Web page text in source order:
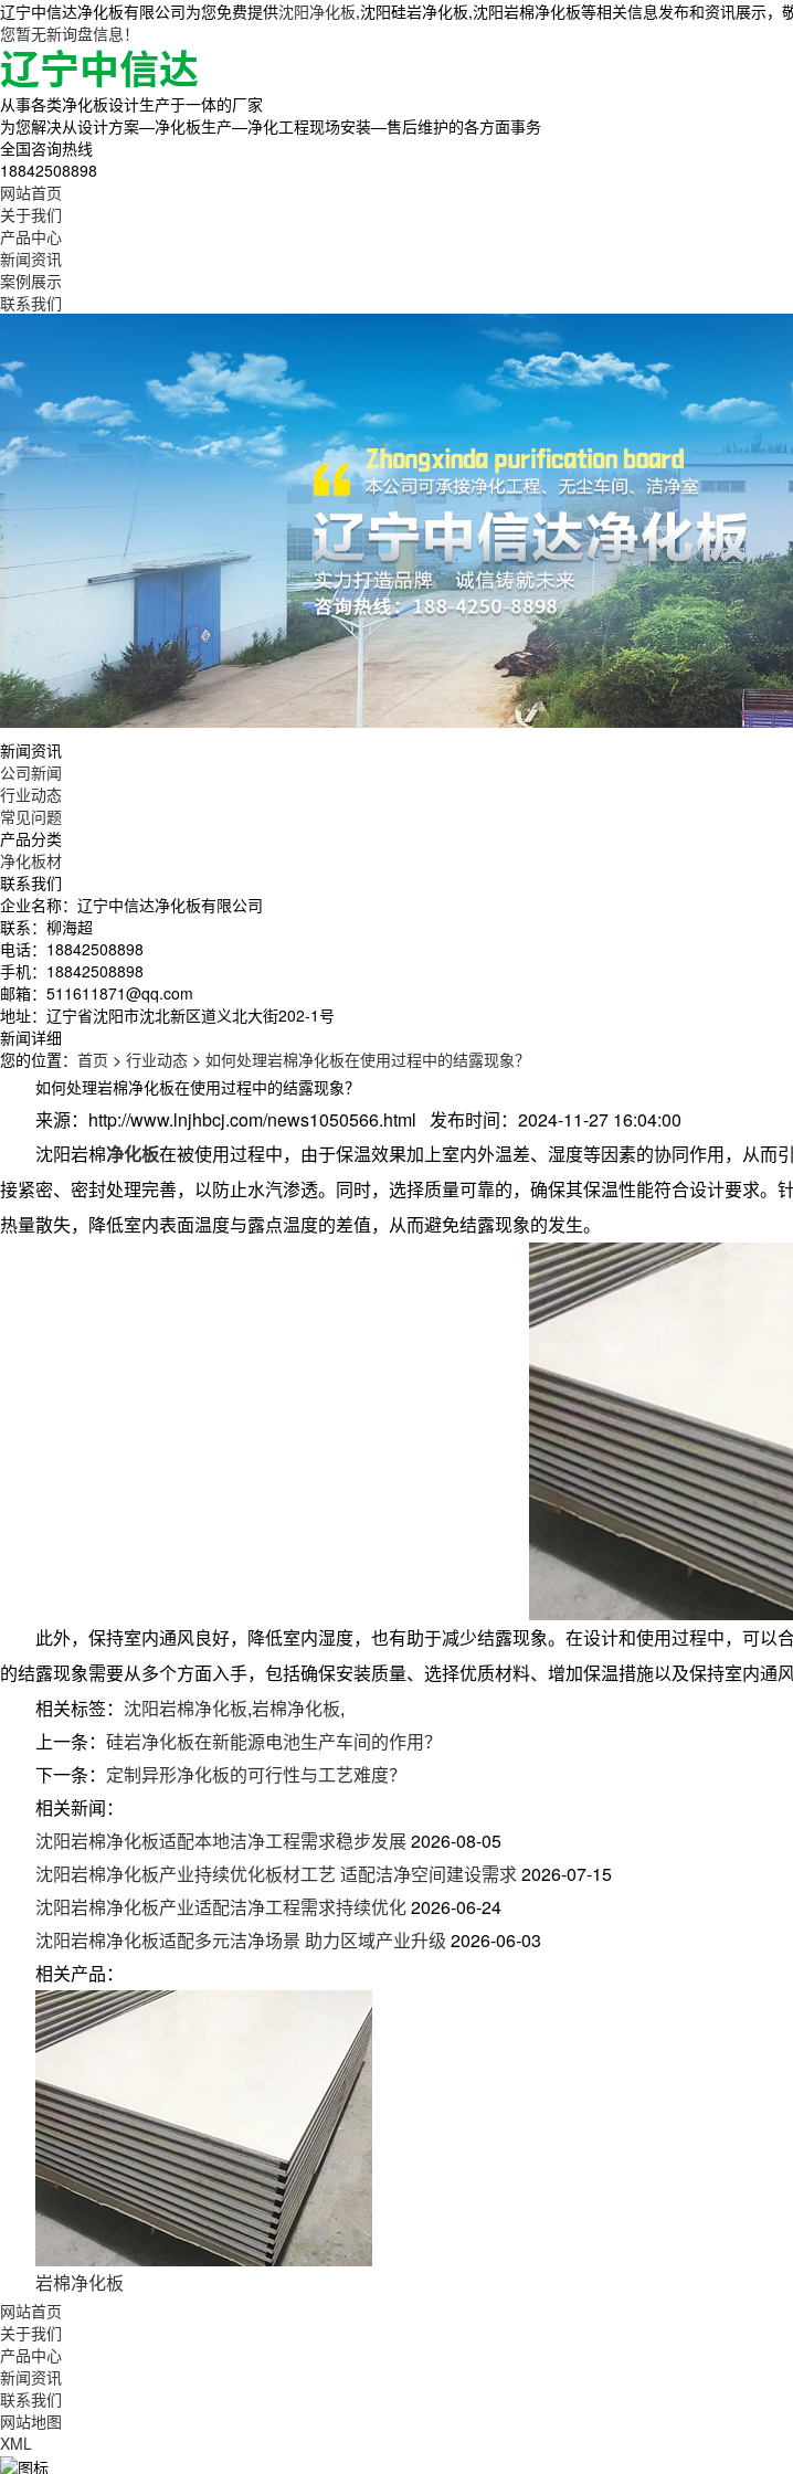
辽宁中信达净化板有限公司为您免费提供沈阳净化板,沈阳硅岩净化板,沈阳岩棉净化板等相关信息发布和资讯展示，
您暂无新询盘信息！
从事各类净化板设计生产于一体的厂家
为您解决从设计方案—净化板生产—净化工程现场安装—售后维护的各方面事务
全国咨询热线
18842508898
网站首页
关于我们
产品中心
新闻资讯
案例展示
联系我们
新闻资讯
公司新闻
行业动态
常见问题
产品分类
净化板材
联系我们
企业名称：辽宁中信达净化板有限公司
联系：柳海超
电话：18842508898
手机：18842508898
邮箱：511611871@qq.com
地址：辽宁省沈阳市沈北新区道义北大街202-1号
新闻详细
您的位置： 首页 > 行业动态 > 如何处理岩棉净化板在使用过程中的结露现象？
如何处理岩棉净化板在使用过程中的结露现象？
来源：http://www.lnjhbcj.com/news1050566.html 发布时间：2024-11-27 16:04:00
沈阳岩棉净化板在被使用过程中，由于保温效果加上室内外温差、湿度等因素的协同作用，从而
接紧密、密封处理完善，以防止水汽渗透。同时，选择质量可靠的，确保其保温性能符合设计要求
热量散失，降低室内表面温度与露点温度的差值，从而避免结露现象的发生。
此外，保持室内通风良好，降低室内湿度，也有助于减少结露现象。在设计和使用过程中，可
的结露现象需要从多个方面入手，包括确保安装质量、选择优质材料、增加保温措施以及保持室内通风
相关标签： 沈阳岩棉净化板,岩棉净化板,
上一条： 硅岩净化板在新能源电池生产车间的作用？
下一条： 定制异形净化板的可行性与工艺难度？
相关新闻：
沈阳岩棉净化板适配本地洁净工程需求稳步发展2026-08-05
沈阳岩棉净化板产业持续优化板材工艺 适配洁净空间建设需求2026-07-15
沈阳岩棉净化板产业适配洁净工程需求持续优化2026-06-24
沈阳岩棉净化板适配多元洁净场景 助力区域产业升级 2026-06-03
相关产品：
岩棉净化板
网站首页
关于我们
产品中心
新闻资讯
联系我们
网站地图
XML